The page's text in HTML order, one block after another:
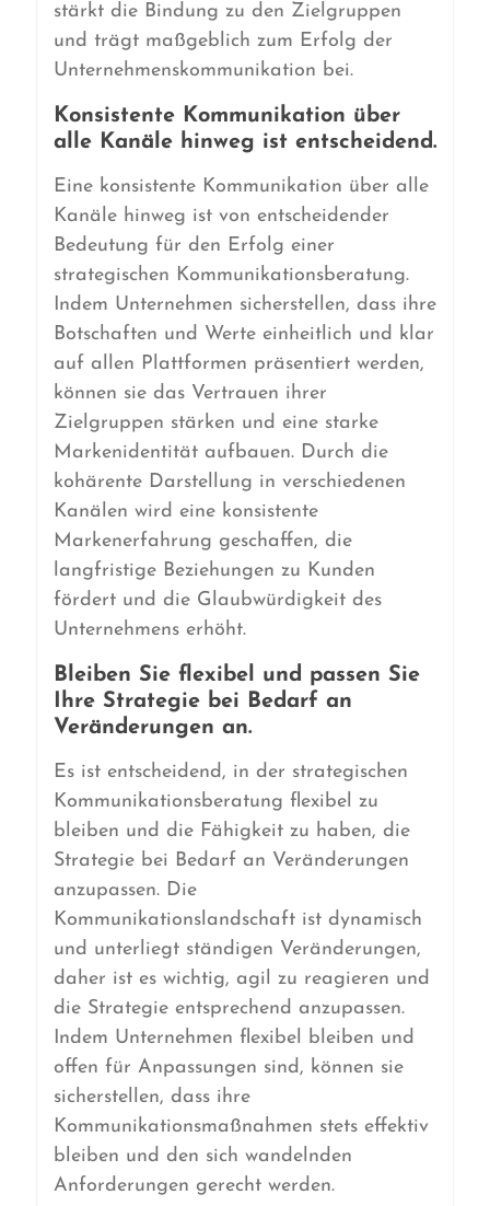
stärkt die Bindung zu den Zielgruppen
und trägt maßgeblich zum Erfolg der
Unternehmenskommunikation bei.
Konsistente Kommunikation über
alle Kanäle hinweg ist entscheidend.
Eine konsistente Kommunikation über alle
Kanäle hinweg ist von entscheidender
Bedeutung für den Erfolg einer
strategischen Kommunikationsberatung.
Indem Unternehmen sicherstellen, dass ihre
Botschaften und Werte einheitlich und klar
auf allen Plattformen präsentiert werden,
können sie das Vertrauen ihrer
Zielgruppen stärken und eine starke
Markenidentität aufbauen. Durch die
kohärente Darstellung in verschiedenen
Kanälen wird eine konsistente
Markenerfahrung geschaffen, die
langfristige Beziehungen zu Kunden
fördert und die Glaubwürdigkeit des
Unternehmens erhöht.
Bleiben Sie flexibel und passen Sie
Ihre Strategie bei Bedarf an
Veränderungen an.
Es ist entscheidend, in der strategischen
Kommunikationsberatung flexibel zu
bleiben und die Fähigkeit zu haben, die
Strategie bei Bedarf an Veränderungen
anzupassen. Die
Kommunikationslandschaft ist dynamisch
und unterliegt ständigen Veränderungen,
daher ist es wichtig, agil zu reagieren und
die Strategie entsprechend anzupassen.
Indem Unternehmen flexibel bleiben und
offen für Anpassungen sind, können sie
sicherstellen, dass ihre
Kommunikationsmaßnahmen stets effektiv
bleiben und den sich wandelnden
Anforderungen gerecht werden.